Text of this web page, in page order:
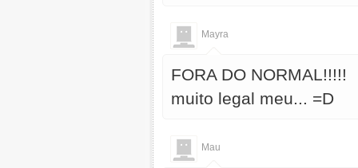
Mayra
FORA DO NORMAL!!!!!
muito legal meu... =D
Mau